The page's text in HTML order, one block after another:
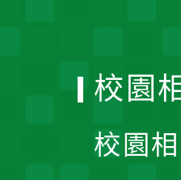
校園
校園